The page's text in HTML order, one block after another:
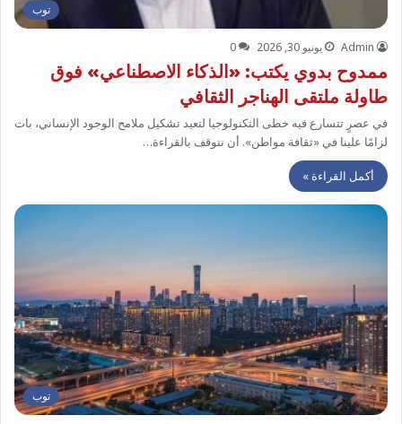
توب
Admin يونيو 30, 2026 0
ممدوح بدوي يكتب: «الذكاء الاصطناعي» فوق
طاولة ملتقى الهناجر الثقافي
في عصرٍ تتسارع فيه خطى التكنولوجيا لتعيد تشكيل ملامح الوجود الإنساني، بات
لزامًا علينا في «ثقافة مواطن». أن نتوقف بالقراءة…
أكمل القراءة »
توب